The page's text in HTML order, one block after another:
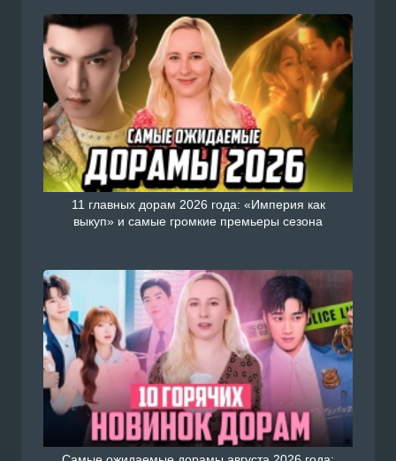
11 главных дорам 2026 года: «Империя как
выкуп» и самые громкие премьеры сезона